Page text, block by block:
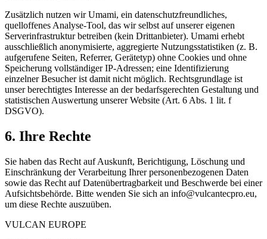
Zusätzlich nutzen wir Umami, ein datenschutzfreundliches,
quelloffenes Analyse-Tool, das wir selbst auf unserer eigenen
Serverinfrastruktur betreiben (kein Drittanbieter). Umami erhebt
ausschließlich anonymisierte, aggregierte Nutzungsstatistiken (z. B.
aufgerufene Seiten, Referrer, Gerätetyp) ohne Cookies und ohne
Speicherung vollständiger IP-Adressen; eine Identifizierung
einzelner Besucher ist damit nicht möglich. Rechtsgrundlage ist
unser berechtigtes Interesse an der bedarfsgerechten Gestaltung und
statistischen Auswertung unserer Website (Art. 6 Abs. 1 lit. f
DSGVO).
6. Ihre Rechte
Sie haben das Recht auf Auskunft, Berichtigung, Löschung und
Einschränkung der Verarbeitung Ihrer personenbezogenen Daten
sowie das Recht auf Datenübertragbarkeit und Beschwerde bei einer
Aufsichtsbehörde. Bitte wenden Sie sich an info@vulcantecpro.eu,
um diese Rechte auszuüben.
VULCAN EUROPE